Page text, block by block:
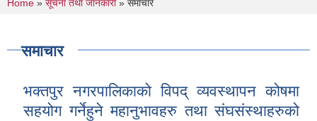
You are here
Home » सूचना तथा जानकारी» समाचार
समाचार
भक्तपुर नगरपालिकाको विपद् व्यवस्थापन कोषमा
सहयोग गर्नेहुने महानुभावहरु तथा संघसंस्थाहरुको